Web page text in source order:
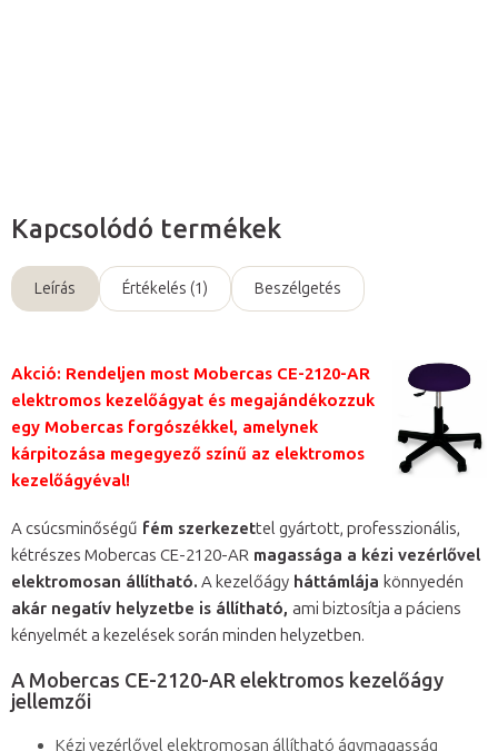
Kapcsolódó termékek
Leírás Értékelés (1) Beszélgetés
Akció: Rendeljen most Mobercas CE-2120-AR
elektromos kezelőágyat és megajándékozzuk
egy Mobercas forgószékkel, amelynek
kárpitozása megegyező színű az elektromos
kezelőágyéval!
A csúcsminőségű fém szerkezettel gyártott, professzionális,
kétrészes Mobercas CE-2120-AR magassága a kézi vezérlővel
elektromosan állítható. A kezelőágy háttámlája könnyedén
akár negatív helyzetbe is állítható, ami biztosítja a páciens
kényelmét a kezelések során minden helyzetben.
A Mobercas CE-2120-AR elektromos kezelőágy
jellemzői
Kézi vezérlővel elektromosan állítható ágymagasság